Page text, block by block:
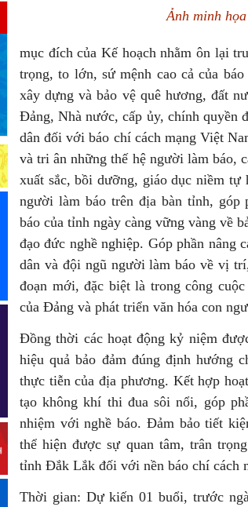
Ảnh minh
mục đích của Kế hoạch nhằm ôn lại
trọng, to lớn, sứ mệnh cao cả của
xây dựng và bảo vệ quê hương, đất
Đảng, Nhà nước, cấp ủy, chính quyền
dân đối với báo chí cách mạng Việt
và tri ân những thế hệ người làm báo,
xuất sắc, bồi dưỡng, giáo dục niềm
người làm báo trên địa bàn tỉnh,
báo của tỉnh ngày càng vững vàng về
đạo đức nghề nghiệp. Góp phần nâng
dân và đội ngũ người làm báo về vị
đoạn mới, đặc biệt là trong công
của Đảng và phát triển văn hóa con
Đồng thời các hoạt động kỷ niệm
hiệu quả bảo đảm đúng định
thực tiễn của địa phương. Kết hợp
tạo không khí thi đua sôi nổi, góp
nhiệm với nghề báo. Đảm bảo tiết
thể hiện được sự quan tâm, trân
tỉnh Đắk Lắk đối với nền báo chí cách
Thời gian: Dự kiến 01 buổi, trước